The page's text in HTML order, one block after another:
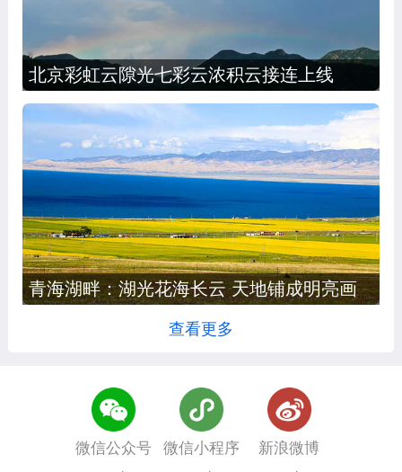
北京彩虹云隙光七彩云浓积云接连上线
青海湖畔：湖光花海长云 天地铺成明亮画
查看更多
微信公众号 微信小程序 新浪微博